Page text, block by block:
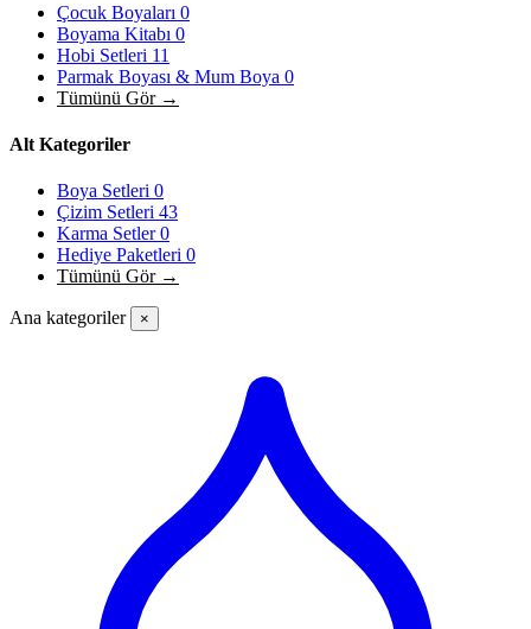
Çocuk Boyaları 0
Boyama Kitabı 0
Hobi Setleri 11
Parmak Boyası & Mum Boya 0
Tümünü Gör →
Alt Kategoriler
Boya Setleri 0
Çizim Setleri 43
Karma Setler0
Hediye Paketleri 0
Tümünü Gör →
Ana kategoriler ×